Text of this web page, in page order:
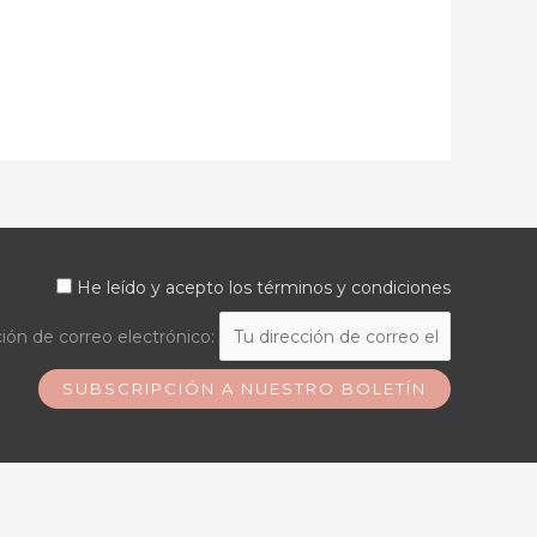
He leído y acepto los términos y condiciones
de correo electrónico: